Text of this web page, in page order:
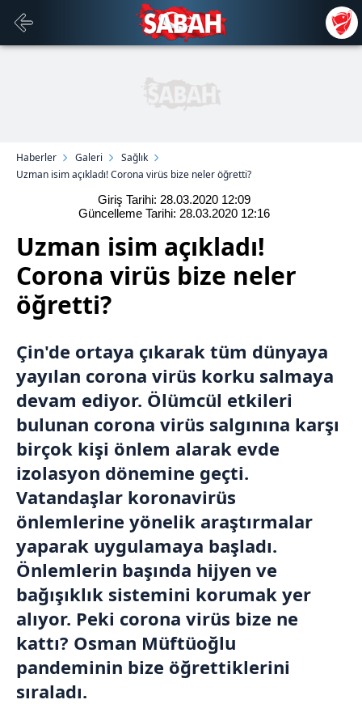
Haberler Galeri
Sağlık
Uzman isim açıkladı! Corona virüs bize neler öğretti?
Giriş Tarihi: 28.03.2020 12:09
Güncelleme Tarihi: 28.03.2020 12:16
Uzman isim açıkladı!
Corona virüs bize neler
öğretti?
Çin'de ortaya çıkarak tüm dünyaya
yayılan corona virüs korku salmaya
devam ediyor. Ölümcül etkileri
bulunan corona virüs salgınına karşı
birçok kişi önlem alarak evde
izolasyon dönemine geçti.
Vatandaşlar koronavirüs
önlemlerine yönelik araştırmalar
yaparak uygulamaya başladı.
Önlemlerin başında hijyen ve
bağışıklık sistemini korumak yer
alıyor. Peki corona virüs bize ne
kattı? Osman Müftüoğlu
pandeminin bize öğrettiklerini
sıraladı.